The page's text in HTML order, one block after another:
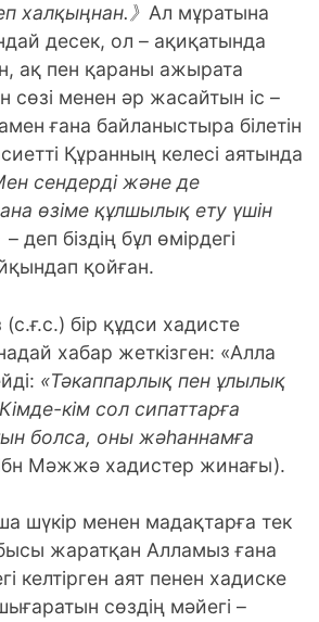
халқыңнан.》 Ал мұратына
десек, ол – ақиқатында
ақ пен қараны ажырата
сөзі менен әр жасайтын іс –
ғана байланыстыра білетін
Құранның келесі аятында
сендерді және де
өзіме құлшылық ету үшін
– деп біздің бұл өмірдегі
қойған.
бір құдси хадисте
хабар жеткізген: «Алла
«Тәкаппарлық пен ұлылық
кім сол сипаттарға
болса, оны жәһаннамға
Мәжжә хадистер жинағы).
шүкір менен мадақтарға тек
жаратқан Алламыз ғана
келтірген аят пенен хадиске
сөздің мәйегі –